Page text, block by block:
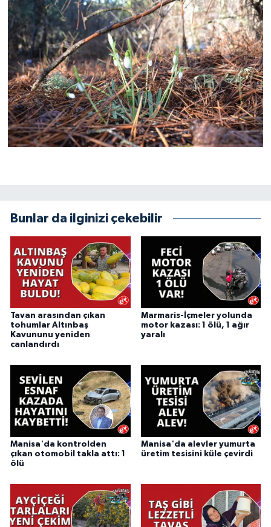
Bunlar da ilginizi çekebilir
Tavan arasından çıkan
tohumlar Altınbaş
Kavununu yeniden
canlandırdı
Marmaris-İçmeler yolunda
motor kazası: 1 ölü, 1 ağır
yaralı
Manisa'da kontrolden
çıkan otomobil takla attı: 1
ölü
Manisa'da alevler yumurta
üretim tesisini küle çevirdi